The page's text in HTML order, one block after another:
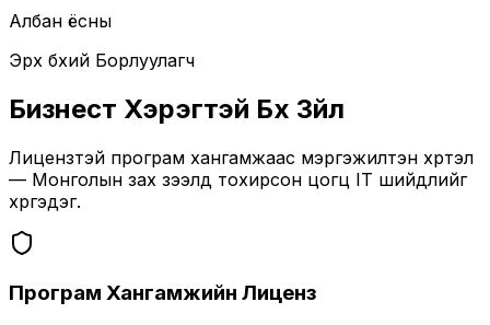
Албан ёсны
Эрх бүхий Борлуулагч
Бизнест Хэрэгтэй Бүх Зүйл
Лицензтэй програм хангамжаас мэргэжилтэн хүртэл
— Монголын зах зээлд тохирсон цогц IT шийдлийг
хүргэдэг.
Програм Хангамжийн Лиценз